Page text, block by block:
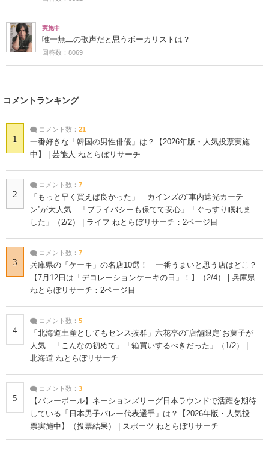
実施中
唯一無二の歌声だと思うボーカリストは？
回答数：8069
コメントランキング
1
コメント数： 21
一番好きな「韓国の男性俳優」は？【2026年版・人気投票実施
中】 | 芸能人 ねとらぼリサーチ
2
コメント数： 7
「もっと早く買えば良かった」 カインズの“車内遮光カーテ
ン”が大人気 「プライバシーも保てて安心」「ぐっすり眠れま
した」（2/2） | ライフ ねとらぼリサーチ：2ページ目
3
コメント数： 7
兵庫県の「ケーキ」の名店10選！ 一番うまいと思う店はどこ？
【7月12日は「デコレーションケーキの日」！】（2/4） | 兵庫県
ねとらぼリサーチ：2ページ目
4
コメント数： 5
「北海道土産としてもセンス抜群」六花亭の“店舗限定”お菓子が
人気 「こんなの初めて」「箱買いするべきだった」（1/2） |
北海道 ねとらぼリサーチ
5
コメント数： 3
【バレーボール】ネーションズリーグ日本ラウンドで活躍を期待
している「日本男子バレー代表選手」は？【2026年版・人気投
票実施中】（投票結果） | スポーツ ねとらぼリサーチ